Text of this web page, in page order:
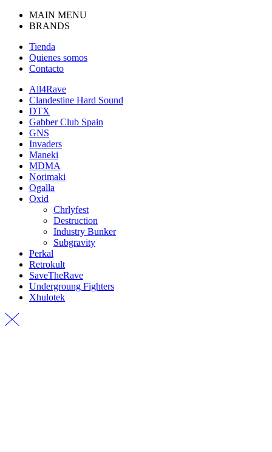
MAIN MENU
BRANDS
Tienda
Quienes somos
Contacto
All4Rave
Clandestine Hard Sound
DTX
Gabber Club Spain
GNS
Invaders
Maneki
MDMA
Norimaki
Ogalla
Oxid
Chrlyfest
Destruction
Industry Bunker
Subgravity
Perkal
Retrokult
SaveTheRave
Undergroung Fighters
Xhulotek